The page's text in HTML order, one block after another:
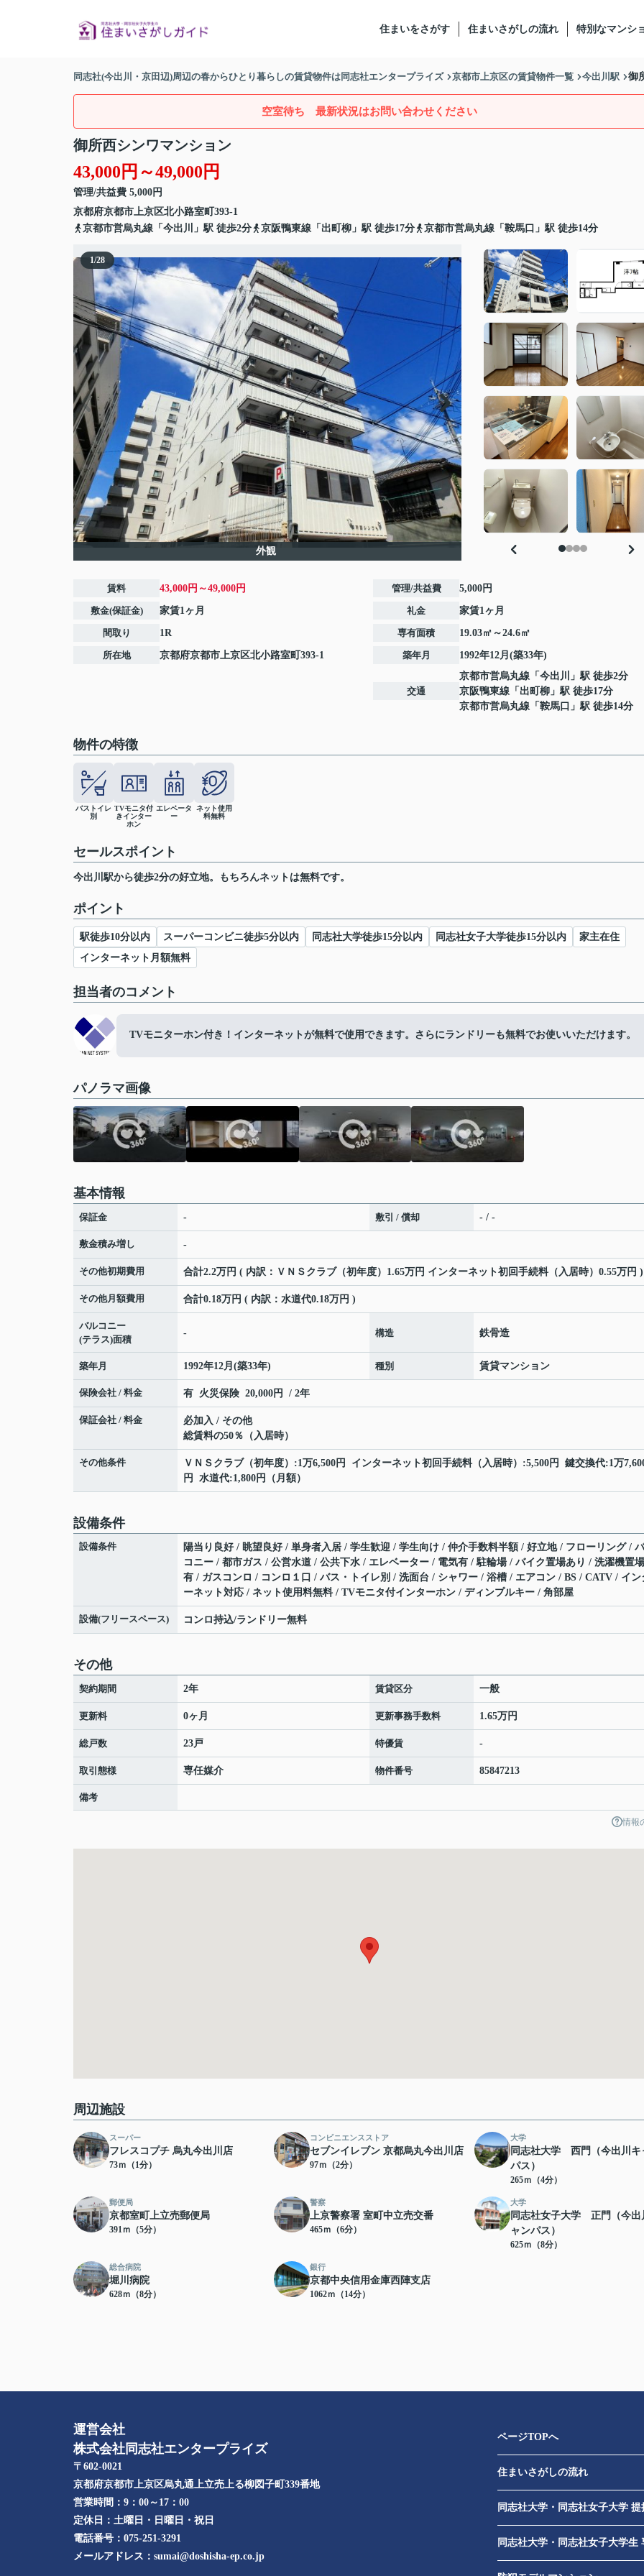
住まいをさがす 住まいさがしの流れ 特別なマンシ
同志社(今出川・京田辺)周辺の春からひとり暮らしの賃貸物件は同志社エンタープライズ 京都市上京区の賃貸物件一覧 今出川駅 御
空室待ち 最新状況はお問い合わせください
御所西シンワマンション
43,000円～49,000円
管理/共益費 5,000円
京都府京都市上京区北小路室町 393-1
京都市営烏丸線 「 今出川 」駅 徒歩2分 京阪鴨東線 「 出町柳 」駅 徒歩17分 京都市営烏丸線 「 鞍馬口 」駅 徒歩14分
1/28
外観
賃料 43,000円～49,000円
敷金(保証金) 家賃1ヶ月
間取り 1R
所在地 京都府京都市上京区北小路室町 393-1
管理/共益費 5,000円
礼金 家賃1ヶ月
専有面積 19.03㎡～24.6㎡
築年月 1992年12月(築33年)
交通
京都市営烏丸線 「 今出川
」駅 徒歩2分
京阪鴨東線 「 出町柳 」駅 徒歩17分
京都市営烏丸線 「 鞍馬口 」駅 徒歩14分
物件の特徴
バストイレ
別
TVモニタ付
きインター
ホン
エレベータ
ー
ネット使用
料無料
セールスポイント
今出川駅から徒歩2分の好立地。もちろんネットは無料です。
ポイント
駅徒歩10分以内 スーパーコンビニ徒歩5分以内 同志社大学徒歩15分以内 同志社女子大学徒歩15分以内
家主在住
インターネット月額無料
担当者のコメント
TVモニターホン付き！インターネットが無料で使用できます。さらにランドリーも無料でお使いいただけます。
パノラマ画像
基本情報
保証金 - 敷引 / 償却 - / -
敷金積み増し -
その他初期費用 合計2.2万円 ( 内訳：ＶＮＳクラブ（初年度）1.65万円 インターネット初回手続料（入居時）0.55万円 )
その他月額費用 合計0.18万円 ( 内訳：水道代0.18万円 )
バルコニー
(テラス)面積
- 構造 鉄骨造
築年月 1992年12月(築33年) 種別 賃貸マンション
保険会社 / 料金 有 火災保険 20,000円 / 2年
保証会社 / 料金
必加入 / その他
総賃料の50％（入居時）
その他条件
ＶＮＳクラブ（初年度）:1万6,500円 インターネット初回手続料（入居時）:5,500円 鍵交換代:1万
円 水道代:1,800円（月額）
設備条件
設備条件
陽当り良好 / 眺望良好 / 単身者入居 / 学生歓迎 / 学生向け / 仲介手数料半額 / 好立地 / フローリング /
コニー / 都市ガス / 公営水道 / 公共下水 / エレベーター / 電気有 / 駐輪場 / バイク置場あり / 洗濯機置場
有 / ガスコンロ / コンロ１口 / バス・トイレ別 / 洗面台 / シャワー / 浴槽 / エアコン / BS / CATV / イン
ーネット対応 / ネット使用料無料 / TVモニタ付インターホン / ディンプルキー / 角部屋
設備(フリースペース) コンロ持込/ランドリー無料
その他
契約期間 2年 賃貸区分 一般
更新料 0ヶ月 更新事務手数料 1.65万円
総戸数 23戸 特優賃 -
取引態様 専任媒介 物件番号 85847213
備考
情報
周辺施設
スーパー
フレスコプチ 烏丸今出川店
73ｍ（1分）
コンビニエンスストア
セブンイレブン 京都烏丸今出川店
97ｍ（2分）
大学
同志社大学 西門（今出川キ
パス）
265ｍ（4分）
郵便局
京都室町上立売郵便局
391ｍ（5分）
警察
上京警察署 室町中立売交番
465ｍ（6分）
大学
同志社女子大学 正門（今出
ャンパス）
625ｍ（8分）
総合病院
堀川病院
628ｍ（8分）
銀行
京都中央信用金庫西陣支店
1062ｍ（14分）
運営会社
株式会社同志社エンタープライズ
〒602-0021
京都府京都市上京区烏丸通上立売上る柳図子町339番地​​
営業時間： 9：00～17：00
定休日： 土曜日・日曜日・祝日
電話番号： 075-251-3291
メールアドレス： sumai@doshisha-ep.co.jp
ページTOPへ
住まいさがしの流れ
同志社大学・同志社女子大学
同志社大学・同志社女子大学生